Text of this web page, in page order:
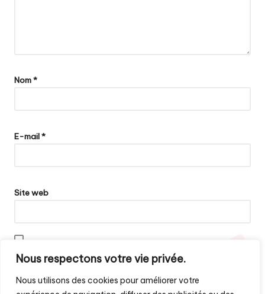
Nous respectons votre vie privée.
Nous utilisons des cookies pour améliorer votre
Nom*
E-mail*
Site web
pour mon prochain commentaire.